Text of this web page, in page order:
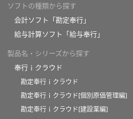
ソフトの種類から探す
会計ソフト「勘定奉行」
給与計算ソフト「給与奉行」
製品名・シリーズから探す
奉行ｉクラウド
勘定奉行ｉクラウド
勘定奉行ｉクラウド[個別原価管理編]
勘定奉行ｉクラウド[建設業編]